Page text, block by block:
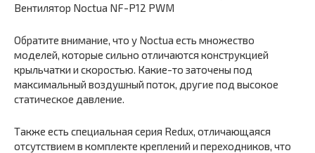
Вентилятор Noctua NF-P12 PWM
Обратите внимание, что у Noctua есть множество
моделей, которые сильно отличаются конструкцией
крыльчатки и скоростью. Какие-то заточены под
максимальный воздушный поток, другие под высокое
статическое давление.
Также есть специальная серия Redux, отличающаяся
отсутствием в комплекте креплений и переходников, что